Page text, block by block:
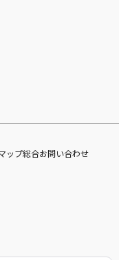
ップ総合お問い合わせ